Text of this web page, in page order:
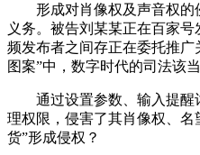
形成对肖像权及声音权的侵
义务。被告刘某某正在百家
频发布者之间存正在委托推
图案”中，数字时代的司法该
通过设置参数、输入提醒词
理权限，侵害了其肖像权、
货”形成侵权？